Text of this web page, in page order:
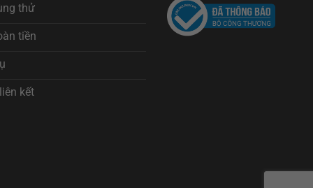
thử
tiền
kết